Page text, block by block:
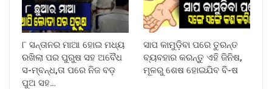
୮ ସନ୍ତାନର ମାଆ ହୋଇ ମଧ୍ୟ
ରଖିଲା ପର ପୁରୁଷ ସହ ଅବୈଧ
ସ-ମ୍ବନ୍ଧ,ତା ପରେ ନିଜ ବଡ଼
ପୁଅ ସହ…
ସାପ କାମୁଡ଼ିବା ପରେ ତୁରନ୍ତ
ବ୍ୟବହାର କରନ୍ତୁ ଏହି ଜିନିଷ,
ମୂଳରୁ ଶେଷ ହୋଇଯିବ ବି-ଷ